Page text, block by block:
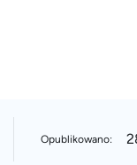
Opublikowano: